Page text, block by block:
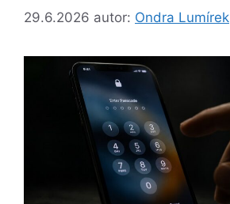
29.6.2026 autor: Ondra Lumírek